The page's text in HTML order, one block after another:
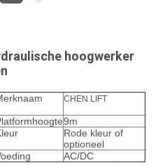
hoogwerker
CHEN LIFT
9m
Rode kleur of
optioneel
AC/DC